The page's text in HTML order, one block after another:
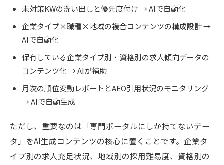
未対策KWの洗い出しと優先度付け → AIで自動化
企業タイプ×職種×地域の複合コンテンツの構成設計 →
AIで自動化
保有している企業タイプ別・資格別の求人傾向データの
コンテンツ化 → AIが補助
月次の順位変動レポートとAEO引用状況のモニタリング
→ AIで自動生成
ただし、重要なのは「専門ポータルにしか持てないデー
タ」をAI生成コンテンツの核心に置くことです。企業タ
イプ別の求人充足状況、地域別の採用難易度、資格別の